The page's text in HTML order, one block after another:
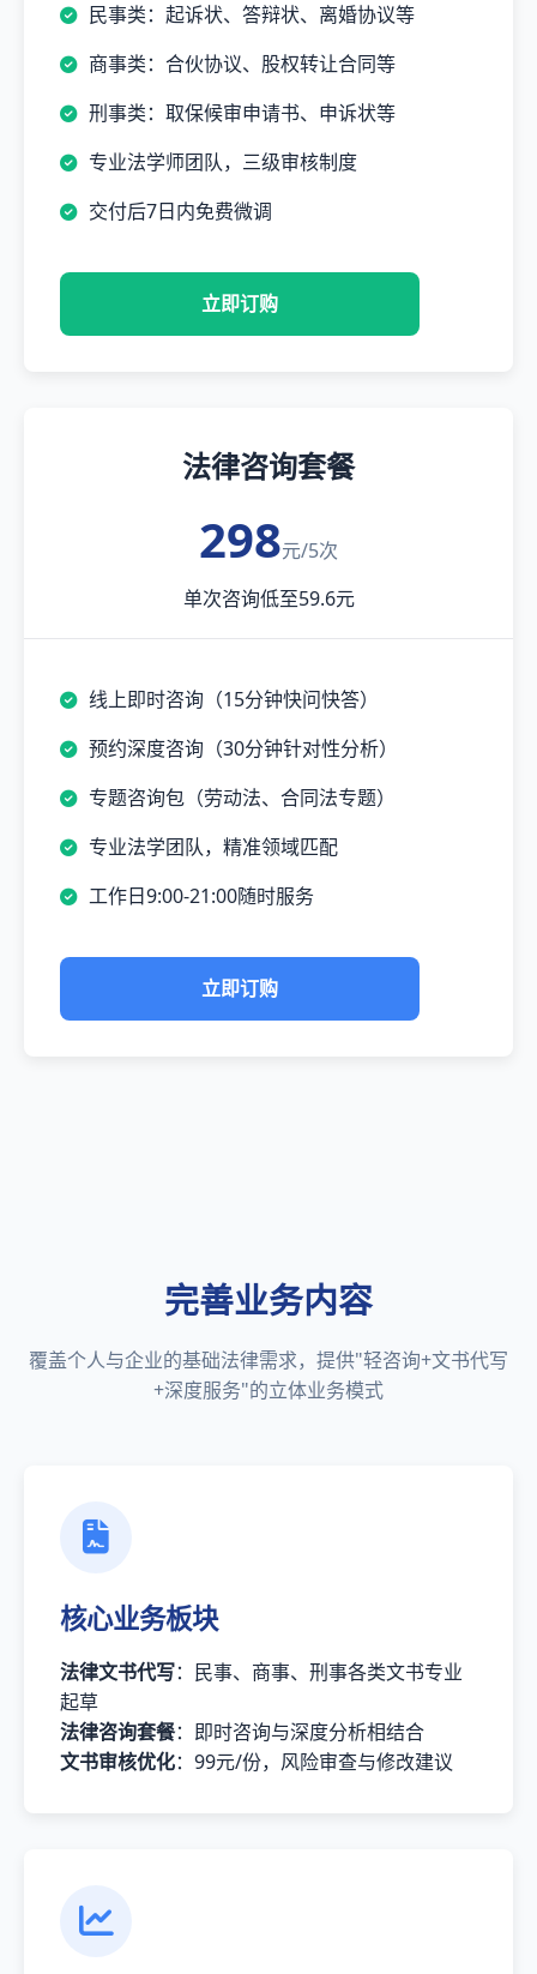
民事类：起诉状、答辩状、离婚协议等
商事类：合伙协议、股权转让合同等
刑事类：取保候审申请书、申诉状等
专业法学师团队，三级审核制度
交付后7日内免费微调
立即订购
法律咨询套餐
298元/5次
单次咨询低至59.6元
线上即时咨询（15分钟快问快答）
预约深度咨询（30分钟针对性分析）
专题咨询包（劳动法、合同法专题）
专业法学团队，精准领域匹配
工作日9:00-21:00随时服务
立即订购
完善业务内容
覆盖个人与企业的基础法律需求，提供"轻咨询+文书代写
+深度服务"的立体业务模式
核心业务板块
法律文书代写：民事、商事、刑事各类文书专业
起草
法律咨询套餐：即时咨询与深度分析相结合
文书审核优化：99元/份，风险审查与修改建议